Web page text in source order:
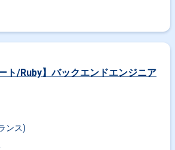
用などを含む) ・社内における業務支援ツール開
・DB：MySQL/Redis ・開発プロセ
・その他利用ツール：
Datadog/Autifyなど ・仕事中のイヤ
新しい技術やツールに関しては、積極的に試
り組みを積極的に行なっています。 ※20代〜30
です。 ※成長意欲が高く、スキルを急速に伸ば
ダーを目指す方歓迎
ト/Ruby】バックエンドエンジニア
ンス)